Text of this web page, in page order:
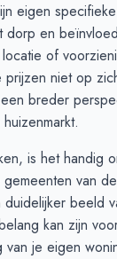
eigen specifieke
dorp en
of
prijzen niet op
breder
is het handig
van
beeld
kan zijn
je eigen